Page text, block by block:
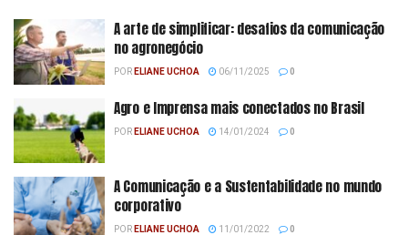
A arte de simplificar: desafios da comunicação
no agronegócio
POR ELIANE UCHOA 06/11/2025 0
Agro e Imprensa mais conectados no Brasil
POR ELIANE UCHOA 14/01/2024 0
A Comunicação e a Sustentabilidade no mundo
corporativo
POR ELIANE UCHOA 11/01/2022 0